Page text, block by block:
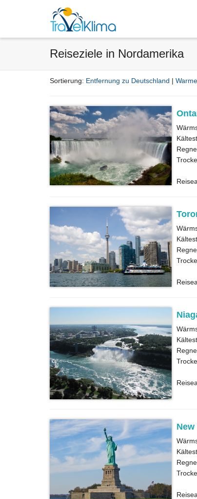
Reiseziele in Nordamerika
Sortierung: Entfernung zu Deutschland |
New